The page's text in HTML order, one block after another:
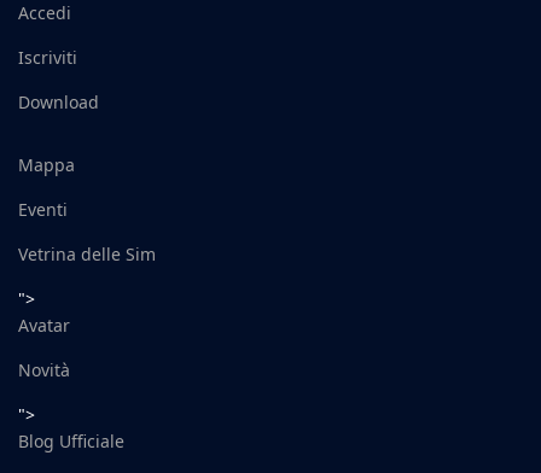
Accedi
Iscriviti
Download
Mappa
Eventi
Vetrina delle Sim
">
Avatar
Novità
">
Blog Ufficiale